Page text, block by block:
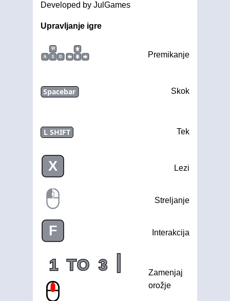
Developed by JulGames
Upravljanje igre
W
A
S D Premikanje
Spacebar Skok
L SHIFT Tek
X Lezi
Streljanje
F Interakcija
1 TO 3 |
Zamenjaj
orožje